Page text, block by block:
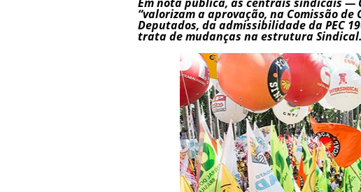
“valorizam a aprovação, na Comissão de
Deputados, da admissibilidade da PEC
trata de mudanças na estrutura